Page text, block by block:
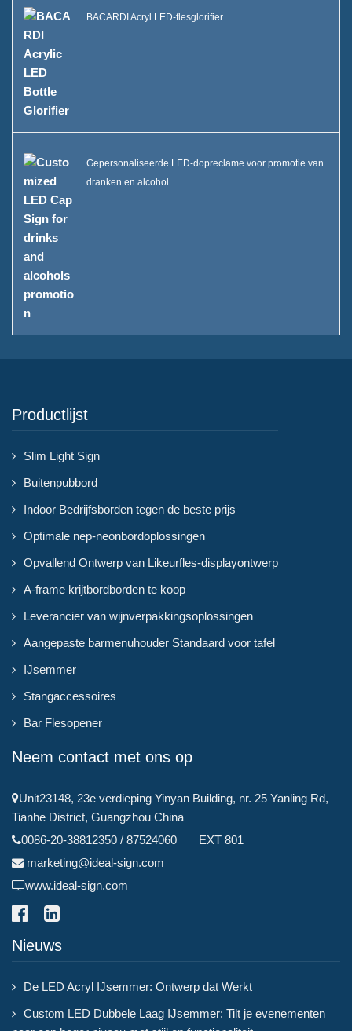
BACARDI Acryl LED-flesglorifier
Gepersonaliseerde LED-dopreclame voor promotie van
dranken en alcohol
Productlijst
Slim Light Sign
Buitenpubbord
Indoor Bedrijfsborden tegen de beste prijs
Optimale nep-neonbordoplossingen
Opvallend Ontwerp van Likeurfles-displayontwerp
A-frame krijtbordborden te koop
Leverancier van wijnverpakkingsoplossingen
Aangepaste barmenuhouder Standaard voor tafel
IJsemmer
Stangaccessoires
Bar Flesopener
Neem contact met ons op
Unit23148, 23e verdieping Yinyan Building, nr. 25 Yanling Rd,
Tianhe District, Guangzhou China
0086-20-38812350 / 87524060 EXT 801
marketing@ideal-sign.com
www.ideal-sign.com
Nieuws
De LED Acryl IJsemmer: Ontwerp dat Werkt
Custom LED Dubbele Laag IJsemmer: Tilt je evenementen